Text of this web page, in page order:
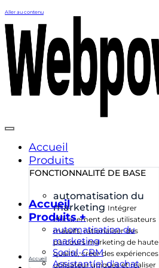
Aller au contenu
Accueil
Produits
FONCTIONNALITÉ DE BASE
automatisation du
marketing Intégrer
efficacement des utilisateurs
massifs, rationaliser des
parcours marketing de haute
qualité, créer des expériences
utilisateur uniques et réaliser
Accueil
Produits +
automatisation du
marketing
Social-CRM
Assistant(e) d'achat
Accueil